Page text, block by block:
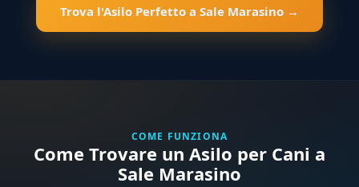
Trova l'Asilo Perfetto a Sale Marasino →
COME FUNZIONA
Come Trovare un Asilo per Cani a
Sale Marasino